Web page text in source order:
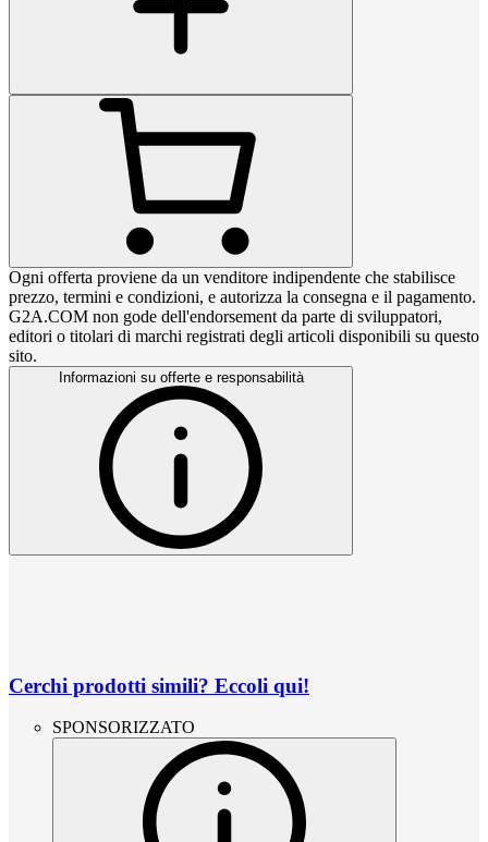
Ogni offerta proviene da un venditore indipendente che stabilisce
prezzo, termini e condizioni, e autorizza la consegna e il pagamento.
G2A.COM non gode dell'endorsement da parte di sviluppatori,
editori o titolari di marchi registrati degli articoli disponibili su questo
sito.
Informazioni su offerte e responsabilità
Cerchi prodotti simili? Eccoli qui!
SPONSORIZZATO